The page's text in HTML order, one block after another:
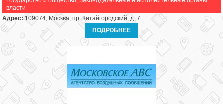
власти
Адрес:109074, Москва, пр. Китайгородский, д. 7
ПОДРОБНЕЕ